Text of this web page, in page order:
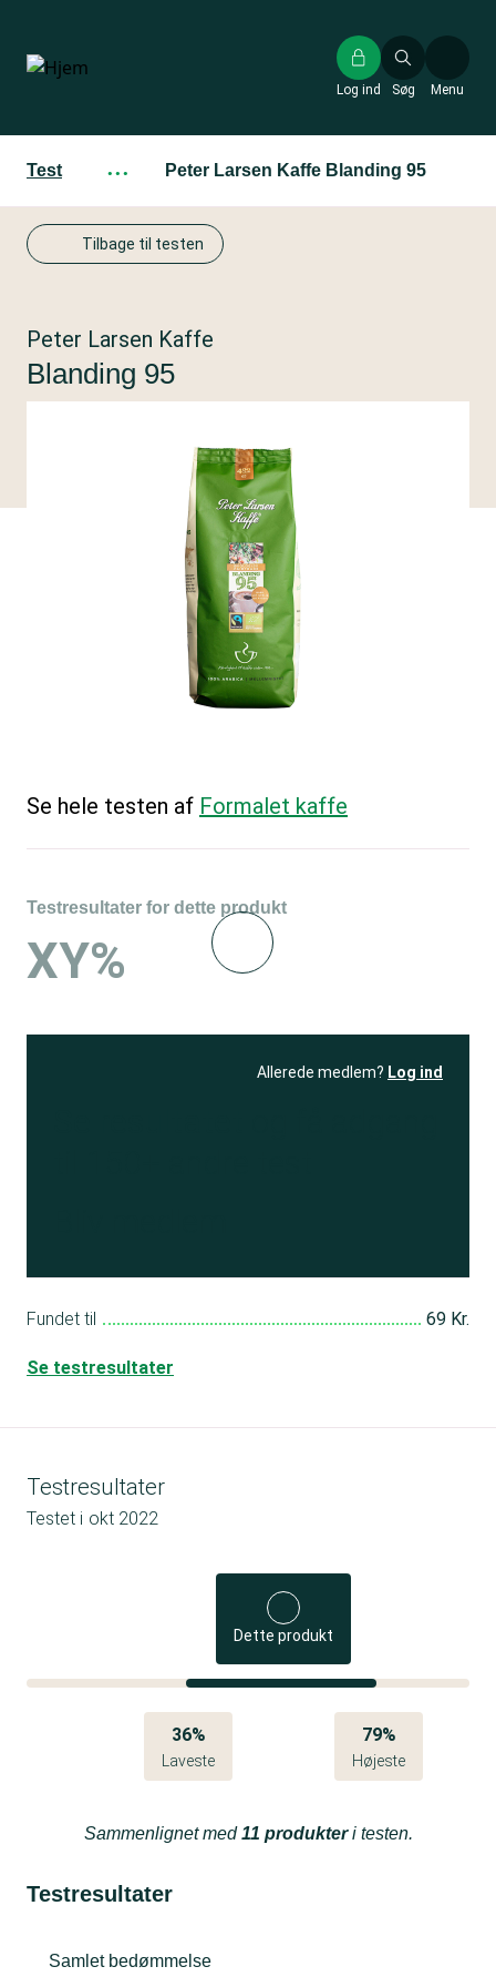
hovedindhold
Søg
Log ind Menu
Test ··· Peter Larsen Kaffe Blanding 95
Tilbage til testen
Peter Larsen Kaffe
Blanding 95
Se hele testen af Formalet kaffe
Testresultater for dette produkt
XY%
Allerede medlem? Log ind
Fundet til 69 Kr.
Se testresultater
Testresultater
Testet i okt 2022
Dette produkt
36%
Laveste
79%
Højeste
Sammenlignet med11 produkteri testen.
Testresultater
Samlet bedømmelse